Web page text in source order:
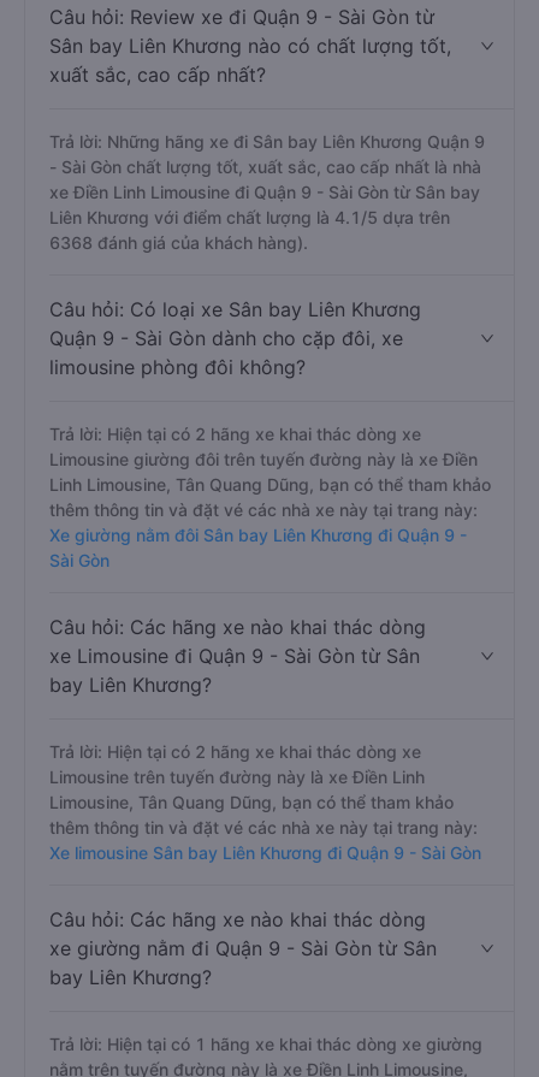
Trả lời: Chuyến xe có giờ xuất phát trễ (muộn) nhất là
vào lúc 23:45 là của nhà xe Điền Linh Limousine.
Sân bay Liên Khương nào có chất lượng tốt,
xuất sắc, cao cấp nhất?
Trả lời: Những hãng xe đi Sân bay Liên Khương Quận 9
- Sài Gòn chất lượng tốt, xuất sắc, cao cấp nhất là nhà
Liên Khương với điểm chất lượng là 4.1/5 dựa trên
6368 đánh giá của khách hàng).
Quận 9 - Sài Gòn dành cho cặp đôi, xe
limousine phòng đôi không?
Trả lời: Hiện tại có 2 hãng xe khai thác dòng xe
Limousine giường đôi trên tuyến đường này là xe Điền
Linh Limousine, Tân Quang Dũng, bạn có thể tham khảo
Xe giường nằm đôi Sân bay Liên Khương đi Quận 9 -
Sài Gòn
xe Limousine đi Quận 9 - Sài Gòn từ Sân
bay Liên Khương?
Trả lời: Hiện tại có 2 hãng xe khai thác dòng xe
Limousine trên tuyến đường này là xe Điền Linh
thêm thông tin và đặt vé các nhà xe này tại trang này:
Xe limousine Sân bay Liên Khương đi Quận 9 - Sài Gòn
xe giường nằm đi Quận 9 - Sài Gòn từ Sân
bay Liên Khương?